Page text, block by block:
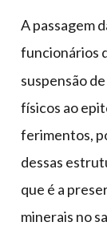
A passagem
funcionários
suspensão
físicos ao
ferimentos,
dessas
que é a
minerais no